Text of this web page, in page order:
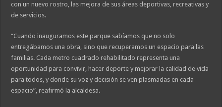
con un nuevo rostro, las mejora de sus áreas deportivas, recreativas y
de servicios.
“Cuando inauguramos este parque sabíamos que no solo
entregábamos una obra, sino que recuperamos un espacio para las
familias. Cada metro cuadrado rehabilitado representa una
oportunidad para convivir, hacer deporte y mejorar la calidad de vida
para todos, y donde su voz y decisión se ven plasmadas en cada
espacio”, reafirmó la alcaldesa.